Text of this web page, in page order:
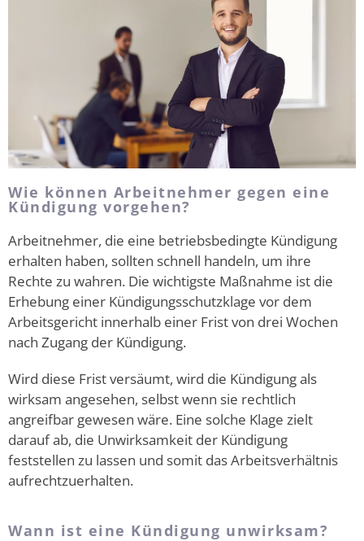
Wie können Arbeitnehmer gegen eine
Kündigung vorgehen?
Arbeitnehmer, die eine betriebsbedingte Kündigung
erhalten haben, sollten schnell handeln, um ihre
Rechte zu wahren. Die wichtigste Maßnahme ist die
Erhebung einer Kündigungsschutzklage vor dem
Arbeitsgericht innerhalb einer Frist von drei Wochen
nach Zugang der Kündigung.
Wird diese Frist versäumt, wird die Kündigung als
wirksam angesehen, selbst wenn sie rechtlich
angreifbar gewesen wäre. Eine solche Klage zielt
darauf ab, die Unwirksamkeit der Kündigung
feststellen zu lassen und somit das Arbeitsverhältnis
aufrechtzuerhalten.
Wann ist eine Kündigung unwirksam?